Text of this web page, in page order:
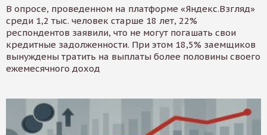
В опросе, проведенном на платформе «Яндекс.Взгляд»
среди 1,2 тыс. человек старше 18 лет, 22%
респондентов заявили, что не могут погашать свои
кредитные задолженности. При этом 18,5% заемщиков
вынуждены тратить на выплаты более половины своего
ежемесячного доход